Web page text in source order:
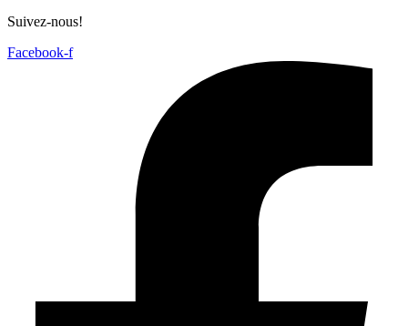
Suivez-nous!
Facebook-f